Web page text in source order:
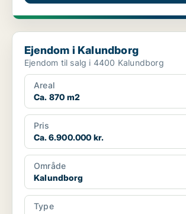
Ejendom i Kalundborg
Ejendom i Kalundborg
Ejendom til salg i 4400 Kalundborg
Areal
Ca. 870 m2
Pris
Ca. 6.900.000 kr.
Område
Kalundborg
Type